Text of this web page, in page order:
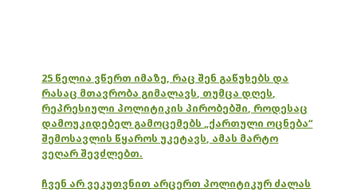
25 წელია ვწერთ იმაზე, რაც შენ გაწუხებს და
რასაც მთავრობა გიმალავს, თუმცა დღეს,
რეპრესიული პოლიტიკის პირობებში, როდესაც
დამოუკიდებელ გამოცემებს „ქართული ოცნება“
შემოსავლის წყაროს უკეტავს, ამას მარტო
ვეღარ შევძლებთ.
ჩვენ არ ვეკუთვნით არცერთ პოლიტიკურ ძალას